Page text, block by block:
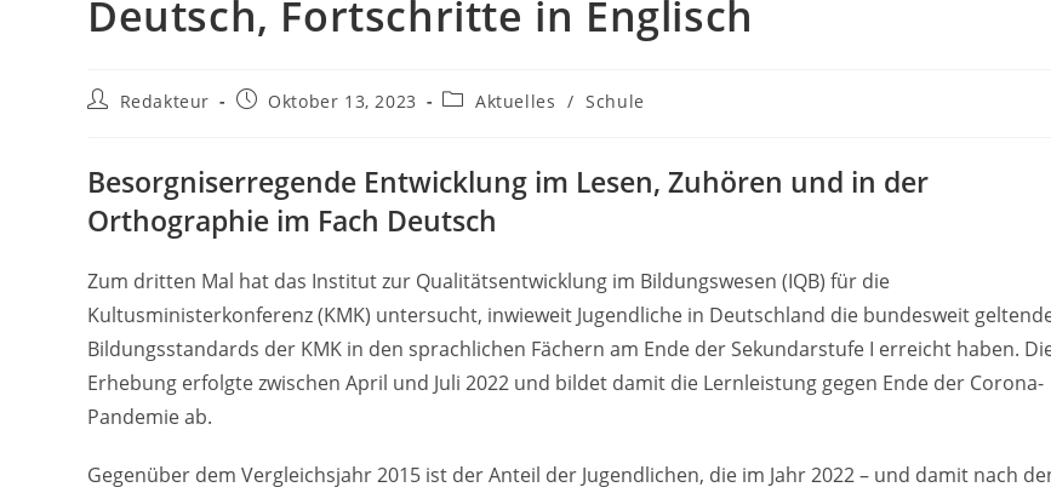
Deutsch, Fortschritte in Englisch
Beitrags-
Redakteur
BeitragOktober 13, 2023
Beitrags-
Aktuelles / Schule
Besorgniserregende Entwicklung im Lesen, Zuhören und in der
Orthographie im Fach Deutsch
Zum dritten Mal hat das Institut zur Qualitätsentwicklung im Bildungswesen (IQB) für die
Kultusministerkonferenz (KMK) untersucht, inwieweit Jugendliche in Deutschland die bundesweit
Bildungsstandards der KMK in den sprachlichen Fächern am Ende der Sekundarstufe I erreicht haben.
Erhebung erfolgte zwischen April und Juli 2022 und bildet damit die Lernleistung gegen Ende der Corona-
Pandemie ab.
Gegenüber dem Vergleichsjahr 2015 ist der Anteil der Jugendlichen, die im Jahr 2022 – und damit nach